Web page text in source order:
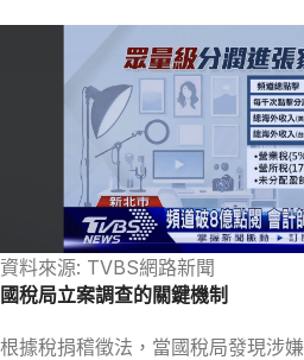
資料來源: TVBS網路新聞
國稅局立案調查的關鍵機制
根據稅捐稽徵法，當國稅局發現涉